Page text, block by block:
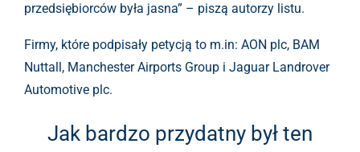
przedsiębiorców była jasna” – piszą autorzy listu.
Firmy, które podpisały petycją to m.in: AON plc, BAM
Nuttall, Manchester Airports Group i Jaguar Landrover
Automotive plc.
Jak bardzo przydatny był ten